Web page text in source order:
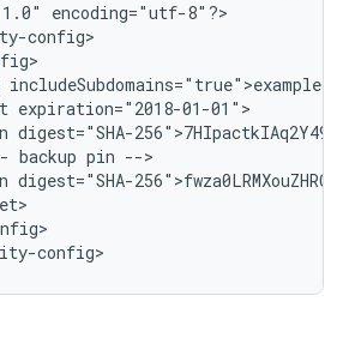
encoding="utf-8"?>
backup pin
config>